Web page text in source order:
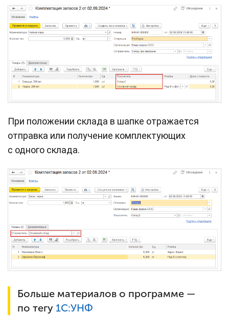
При положении склада в шапке отражается
отправка или получение комплектующих
с одного склада.
Больше материалов о программе —
по тегу 1С:УНФ